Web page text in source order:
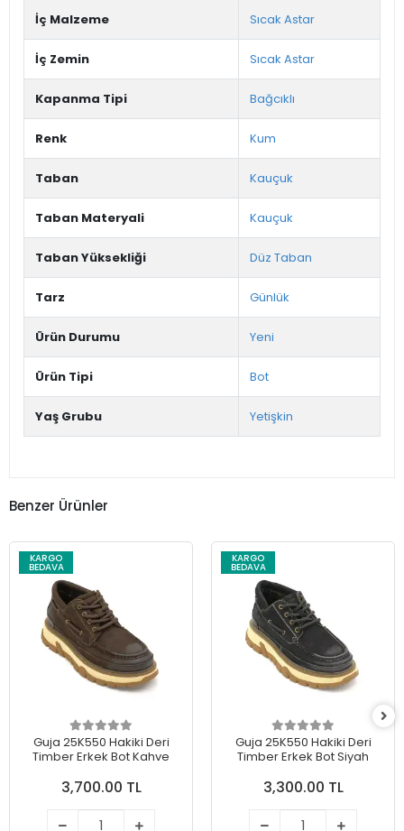
İç Malzeme Sıcak Astar
İç Zemin Sıcak Astar
Kapanma Tipi Bağcıklı
Renk Kum
Taban Kauçuk
Taban Materyali Kauçuk
Taban Yüksekliği Düz Taban
Tarz Günlük
Ürün Durumu Yeni
Ürün Tipi Bot
Yaş Grubu Yetişkin
Benzer Ürünler
KARGO
BEDAVA
Guja 25K550 Hakiki Deri
Timber Erkek Bot Kahve
3,700.00 TL
KARGO
BEDAVA
Guja 25K550 Hakiki Deri
Timber Erkek Bot Siyah
3,300.00 TL